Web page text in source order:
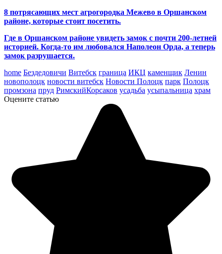
8 потрясающих мест агрогородка Межево в Оршанском
районе, которые стоит посетить.
Где в Оршанском районе увидеть замок с почти 200-летней
историей. Когда-то им любовался Наполеон Орда, а теперь
замок разрушается.
home Бездедовичи Витебск граница ИКЦ каменщик Ленин
новополоцк новости витебск Новости Полоцк парк Полоцк
промзона пруд РимскийКорсаков усадьба усыпальница храм
Оцените статью